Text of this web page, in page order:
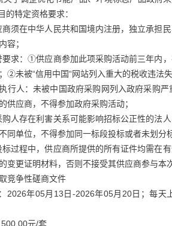
的特定资格要求：
商须在中华人民共和国境内注册，独立承担
容；
要求：①供应商参加此项采购活动前三年内
②未被“信用中国“网站列入重大的税收违法
行人：未被中国政府采购网列入政府采购
供应商，不得参加政府采购活动；
购人存在利害关系可能影响招标公正性的法
同单位，不得参加同一标段投标或者未划分
标过程中，供应商所提供的所有证件均需在
变更证明材料，否则不接受其供应商参与本
竞争性磋商文件
2026年05月13日-2026年05月20日；每
500.00元/套